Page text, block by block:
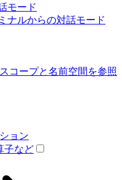
モード
ナルからの対話モード
コープと名前空間を参照
ョン
子など